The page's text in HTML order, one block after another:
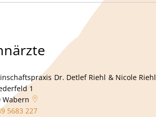
Dr. Med. Philipp Klappsing &
Dr. Detlef Riehl & Nicole Riehl
1
Wabern
5683 227